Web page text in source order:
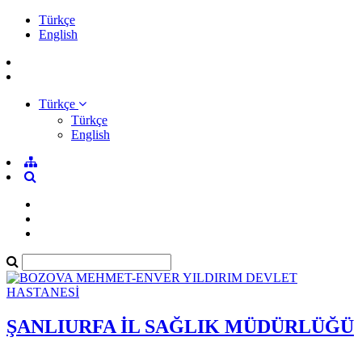
Türkçe
English
Türkçe
Türkçe
English
ŞANLIURFA İL SAĞLIK MÜDÜRLÜĞÜ